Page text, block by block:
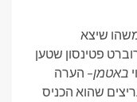
שיצא
פטינסון שטען
באטמן– הערה
שהוא הכניס